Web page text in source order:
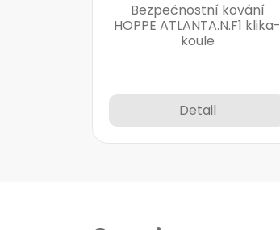
Bezpečnostní kování
HOPPE ATLANTA.N.F1 klika-
koule
Detail